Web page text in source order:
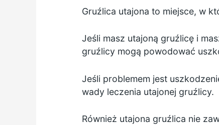
Gruźlica utajona to miejsce, w
Jeśli masz utajoną gruźlicę i
gruźlicy mogą powodować
Jeśli problemem jest
wady leczenia utajonej gruźlicy.
Również utajona gruźlica nie